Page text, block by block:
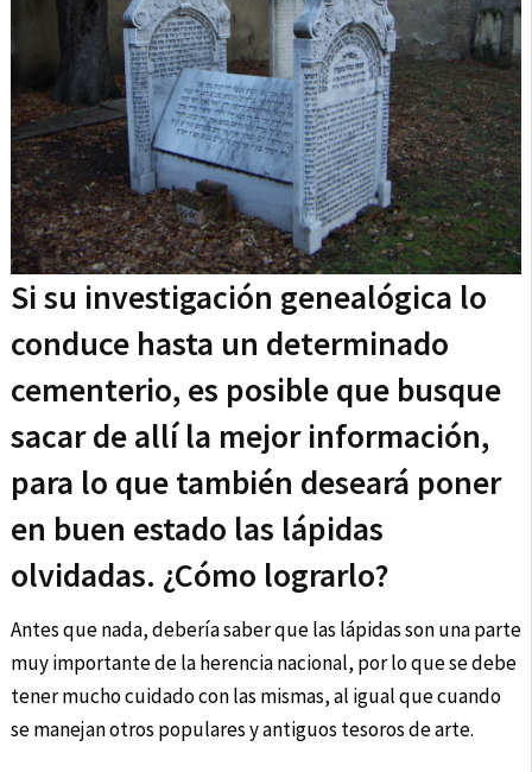
Si su investigación genealógica lo
conduce hasta un determinado
cementerio, es posible que busque
sacar de allí la mejor información,
para lo que también deseará poner
en buen estado las lápidas
olvidadas. ¿Cómo lograrlo?
Antes que nada, debería saber que las lápidas son una parte
muy importante de la herencia nacional, por lo que se debe
tener mucho cuidado con las mismas, al igual que cuando
se manejan otros populares y antiguos tesoros de arte.